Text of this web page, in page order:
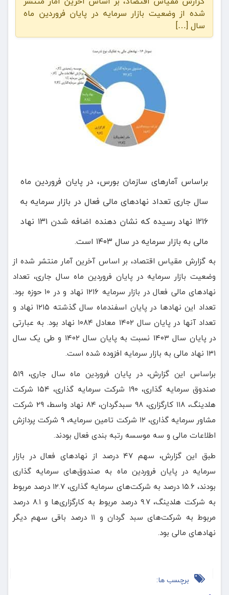
شده از وضعیت بازار سرمایه در پایان فروردین ماه
سال […]
براساس آمارهای سازمان بورس، در پایان فروردین ماه
سال جاری تعداد نهادهای مالی فعال در بازار سرمایه به
۱۲۱۶ نهاد رسیده که نشان دهنده اضافه شدن ۱۳۱ نهاد
مالی به بازار سرمایه در سال ۱۴۰۳ است.
به گزارش مقیاس اقتصاد، بر اساس آخرین آمار منتشر شده از
وضعیت بازار سرمایه در پایان فروردین ماه سال جاری، تعداد
نهادهای مالی فعال در بازار سرمایه ۱۲۱۶ نهاد و در ۱۰ حوزه بود.
تعداد این نهادها در پایان اسفندماه سال گذشته ۱۲۱۵ نهاد و
تعداد آنها در پایان سال ۱۴۰۲ معادل ۱۰۸۴ نهاد بود. به عبارتی
در پایان سال ۱۴۰۳ نسبت به پایان سال ۱۴۰۲ و طی یک سال
۱۳۱ نهاد مالی به بازار سرمایه افزوده شده است.
براساس این گزارش، در پایان فروردین ماه سال جاری، ۵۱۹
صندوق سرمایه گذاری، ۱۹۰ شرکت سرمایه گذاری، ۱۵۴ شرکت
هلدینگ، ۱۱۸ کارگزاری، ۹۸ سبدگردان، ۸۴ نهاد واسط، ۲۹ شرکت
مشاور سرمایه گذاری، ۱۲ شرکت تامین سرمایه، ۹ شرکت پردازش
اطلاعات مالی و سه موسسه رتبه بندی فعال بودند.
طبق این گزارش، سهم ۴۷ درصد از نهادهای فعال در بازار
سرمایه در پایان فروردین ماه به صندوق‌های سرمایه گذاری
بودند، ۱۵.۶ درصد به شرکت‌های سرمایه گذاری، ۱۲.۷ درصد مربوط
به شرکت هلدینگ، ۹.۷ درصد مربوط به کارگزاری‌ها و ۸.۱ درصد
مربوط به شرکت‌های سبد گردان و ۱۱ درصد باقی سهم دیگر
نهادهای مالی بود.
برچسب ها: